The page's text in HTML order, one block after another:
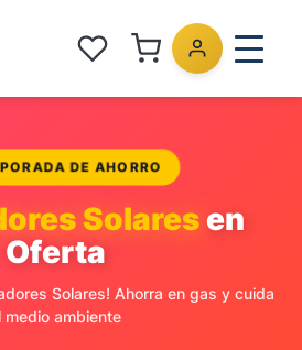
DE AHORRO
Solaresen
Oferta
Solares! Ahorra en gas y cuida
medio ambiente